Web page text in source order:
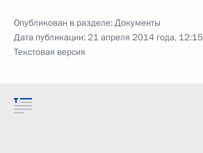
Опубликован в разделе:Документы
Дата публикации:21 апреля 2014 года, 12:15
Текстовая версия